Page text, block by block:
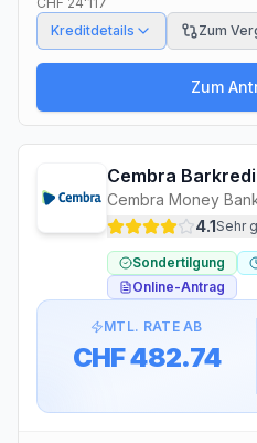
Kreditdetails
Zum
Zum
Cembra
Cembra Money
4.1Sehr
Sondertilgung
Online-Antrag
MTL. RATE AB
CHF 482.74